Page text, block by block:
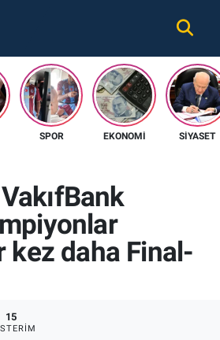
SPOR EKONOMI SIYASET
kez daha Final-
15
Durumu ve Fikstür